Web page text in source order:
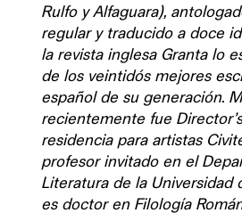
Rulfo y Alfaguara),
regular y traducido a doce
la revista inglesa Granta lo
de los veintidós mejores
español de su generación.
recientemente fue
residencia para artistas
profesor invitado en el
Literatura de la Universidad
es doctor en Filología